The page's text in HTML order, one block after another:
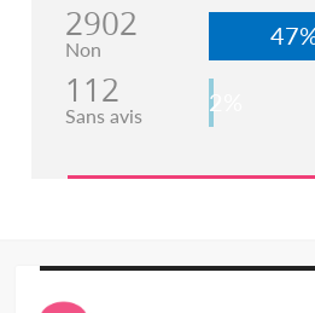
2902
Non
112
Sans avis 2%